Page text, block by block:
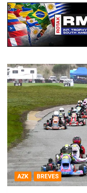
AZK BREVES